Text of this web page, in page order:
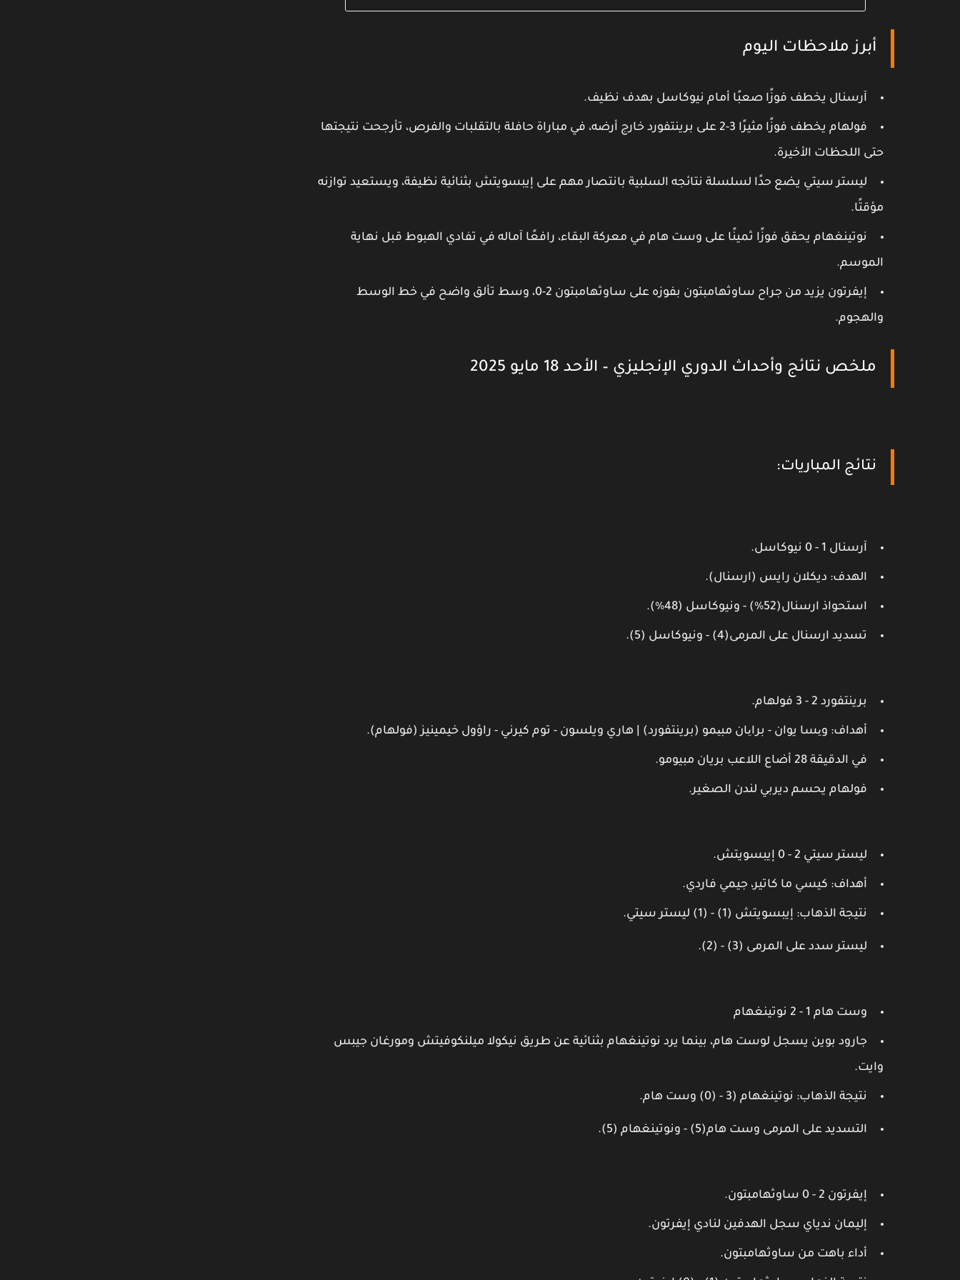
أبرز ملاحظات اليوم
آرسنال يخطف فوزًا صعبًا أمام نيوكاسل بهدف نظيف.
فولهام يخطف فوزًا مثيرًا 3-2 على برينتفورد خارج أرضه، في مباراة حافلة بالتقلبات والفرص، تأرجحت نتيجتها
حتى اللحظات الأخيرة.
ليستر سيتي يضع حدًا لسلسلة نتائجه السلبية بانتصار مهم على إيبسويتش بثنائية نظيفة، ويستعيد توازنه
مؤقتًا.
نوتينغهام يحقق فوزًا ثمينًا على وست هام في معركة البقاء، رافعًا آماله في تفادي الهبوط قبل نهاية
الموسم.
إيفرتون يزيد من جراح ساوثهامبتون بفوزه على ساوثهامبتون 2-0، وسط تألق واضح في خط الوسط
والهجوم.
ملخص نتائج وأحداث الدوري الإنجليزي – الأحد 18 مايو 2025
نتائج المباريات:
آرسنال 1 - 0 نيوكاسل.
الهدف: ديكلان رايس (ارسنال).
استحواذ ارسنال(52%) - ونيوكاسل (48%).
تسديد ارسنال على المرمى(4) - ونيوكاسل (5).
برينتفورد 2 - 3 فولهام.
أهداف: ویسا يوان - برایان مبیمو (برينتفورد) | هاري ويلسون - توم كيرني - راؤول خيمينيز (فولهام).
في الدقيقة 28 أضاع اللاعب بريان مبيومو.
فولهام يحسم ديربي لندن الصغير.
ليستر سيتي 2 - 0 إيبسويتش.
أهداف: كيسي ما كاتير، جيمي فاردي.
نتيجة الذهاب: إيبسويتش (1) - (1) ليستر سيتي.
ليستر سدد على المرمى (3) - (2).
وست هام 1 - 2 نوتينغهام
جارود بوين يسجل لوست هام، بينما يرد نوتينغهام بثنائية عن طريق نيكولا ميلنكوفيتش ومورغان جيبس
وايت.
نتيجة الذهاب: نوتينغهام (3 - (0) وست هام.
التسديد على المرمى وست هام(5) - ونوتينغهام (5).
إيفرتون 2 - 0 ساوثهامبتون.
إليمان ندياي سجل الهدفين لنادي إيفرتون.
أداء باهت من ساوثهامبتون.